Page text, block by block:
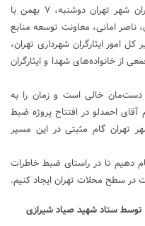
مراسم افتتاحیه پروژه ضبط خاطرات ایثارگران شهر تهران دوشنبه، ۷ بهمن با
امانی، معاونت توسعه منابع
امور ایثارگران شهرداری تهران،
از خانواده‌های شهدا و ایثارگران
خالی است و زمان را به
احمدلو در افتتاح پروژه ضبط
شهر تهران گام مثبتی در این مسیر
دهیم تا در راستای ضبط خاطرات